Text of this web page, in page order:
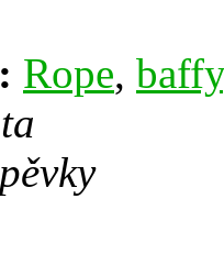
Rope, baffy